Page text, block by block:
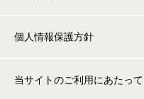
個人情報保護方針
当サイトのご利用にあたって